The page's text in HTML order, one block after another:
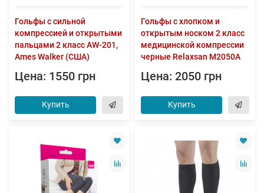
Гольфы с сильной
компрессией и открытыми
пальцами 2 класс AW-201,
Ames Walker (США)
Цена: 1550 грн
Купить
Гольфы с хлопком и
открытым носком 2 класс
медицинской компрессии
черные Relaxsan M2050A
Цена: 2050 грн
Купить